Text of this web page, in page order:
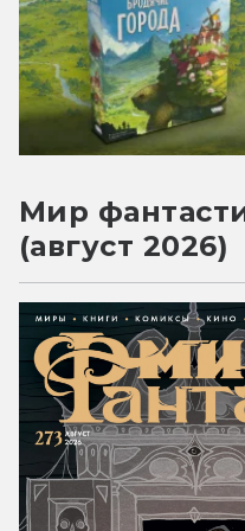
Мир
(август 2026)